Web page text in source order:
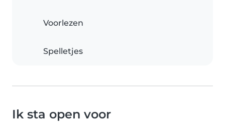
Voorlezen
Spelletjes
Ik sta open voor